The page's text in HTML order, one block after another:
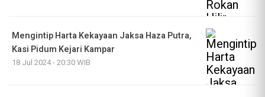
Mengintip Harta Kekayaan Jaksa Haza Putra,
Kasi Pidum Kejari Kampar
18 Jul 2024 - 20:30 WIB